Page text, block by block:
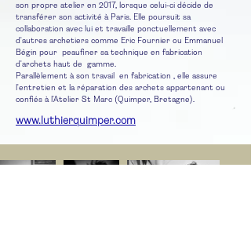
son propre atelier en 2017, lorsque celui-ci décide de
transférer son activité à Paris. Elle poursuit sa
collaboration avec lui et travaille ponctuellement avec
d'autres archetiers comme Eric Fournier ou Emmanuel
Bégin pour peaufiner sa technique en fabrication
d'archets haut de gamme.
Parallèlement à son travail en fabrication , elle assure
l'entretien et la réparation des archets appartenant ou
confiés à l'Atelier St Marc (Quimper, Bretagne).
www.luthierquimper.com